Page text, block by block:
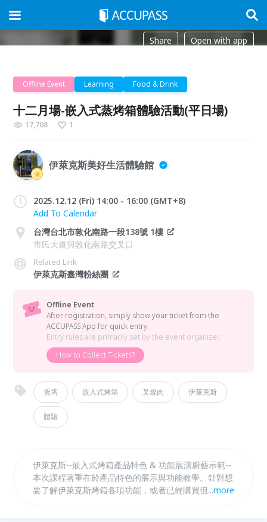
Share Open with app
Offline Event Learning Food & Drink
十二月場-嵌入式蒸烤箱體驗活動(平日場)
17,708 1
伊萊克斯美好生活體驗館
2025.12.12 (Fri) 14:00 - 16:00 (GMT+8)
Add To Calendar
台灣台北市敦化南路一段138號 1樓
市民大道與敦化南路交叉口
Related Link
伊萊克斯臺灣粉絲團
Offline Event
After registration, simply show your ticket from the
ACCUPASS App for quick entry.
Entry rules are primarily set by the event organizer.
How to Collect Tickets?
蛋塔 嵌入式烤箱 叉燒肉 伊萊克斯
體驗
伊萊克斯--嵌入式烤箱產品特色 & 功能展演廚藝示範--
本次課程著重在於產品特色的展示與功能教學。針對想
要了解伊萊克斯烤箱各項功能，或者已經購買但不太會
...more